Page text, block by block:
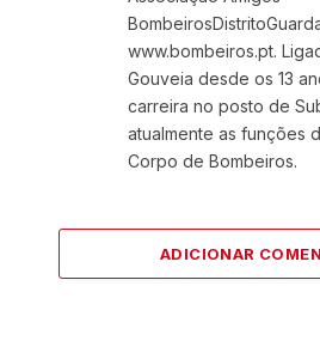
www.bombeiros.pt.
Gouveia desde os 13
carreira no posto de
atualmente as funções
Corpo de Bombeiros.
ADICIONAR